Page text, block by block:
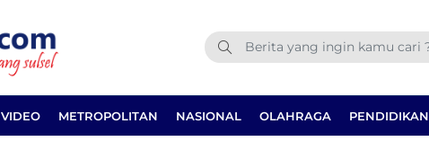
VIDEO METROPOLITAN NASIONAL OLAHRAGA PENDIDIKAN